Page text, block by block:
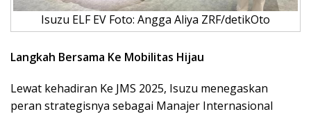
Isuzu ELF EV Foto: Angga Aliya ZRF/detikOto
Langkah Bersama Ke Mobilitas Hijau
Lewat kehadiran Ke JMS 2025, Isuzu menegaskan
peran strategisnya sebagai Manajer Internasional